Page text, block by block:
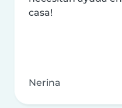
casa!
Nerina